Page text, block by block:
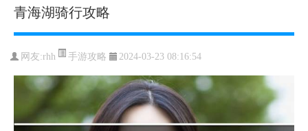
青海湖骑行攻略
网友:rhh 手游攻略 2024-03-23 08:16:54